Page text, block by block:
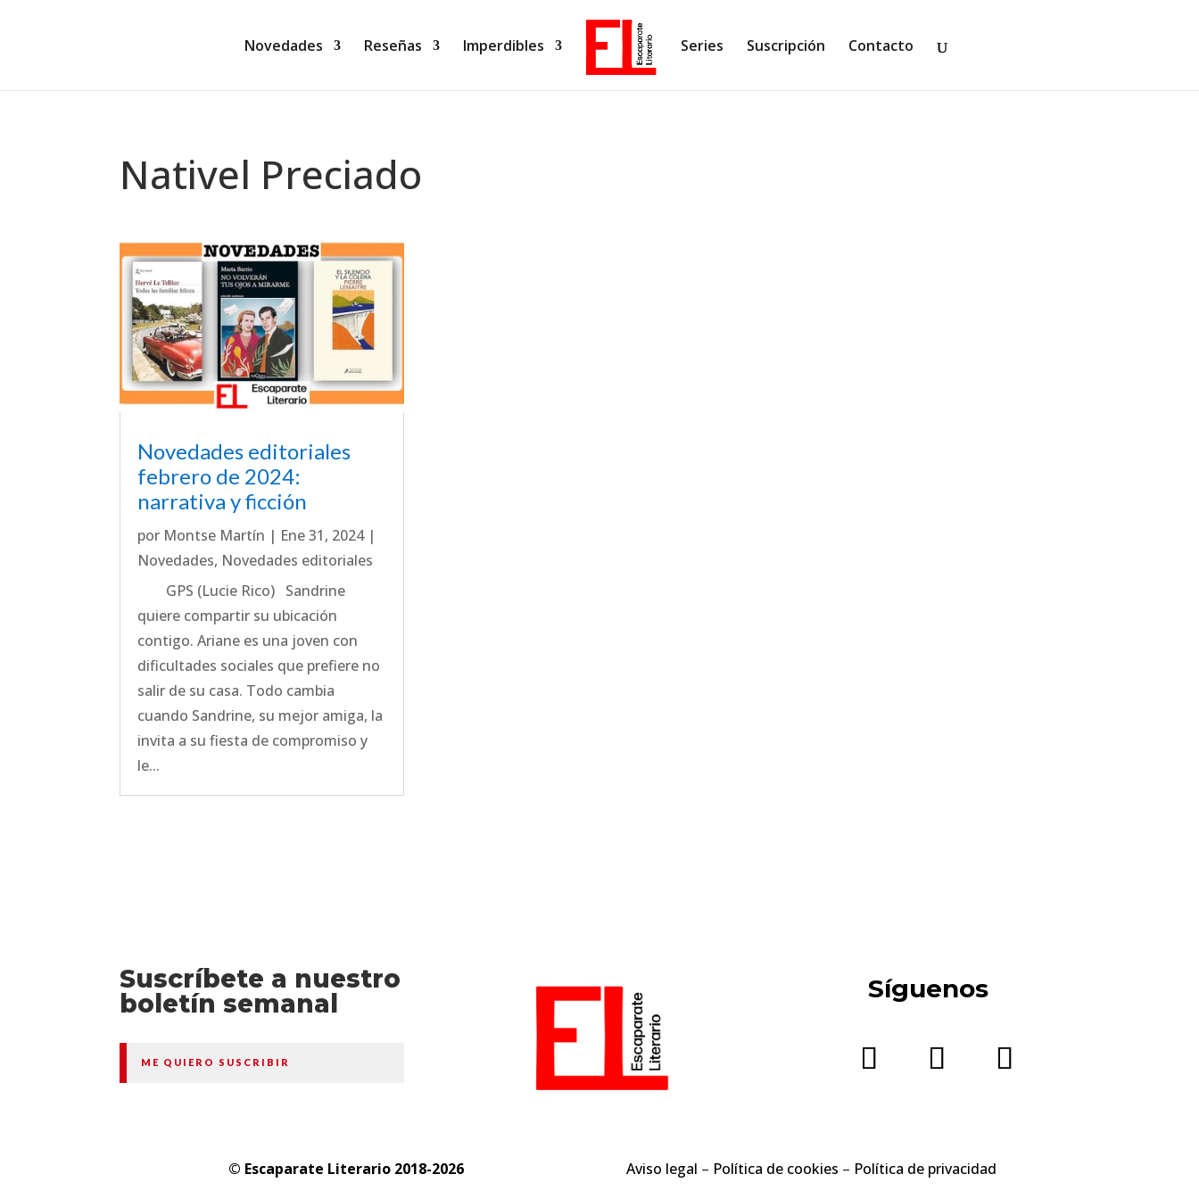
Novedades Reseñas Imperdibles Series Suscripción Contacto
Nativel Preciado
Novedades editoriales
febrero de 2024:
narrativa y ficción
por Montse Martín | Ene 31, 2024|
Novedades, Novedades editoriales
GPS (Lucie Rico) Sandrine
quiere compartir su ubicación
contigo. Ariane es una joven con
dificultades sociales que prefiere no
salir de su casa. Todo cambia
cuando Sandrine, su mejor amiga, la
invita a su fiesta de compromiso y
le...
Suscríbete a nuestro
boletín semanal
ME QUIERO SUSCRIBIR
Síguenos
© Escaparate Literario 2018-2026 Aviso legal – Política de cookies – Política de privacidad